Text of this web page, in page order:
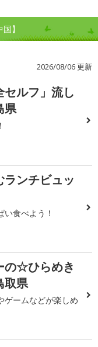
】
2026/08/06 更新
ルフ」流し
県
ンチビュッ
食べよう！
の☆ひらめき
取県
ゲームなどが楽しめ